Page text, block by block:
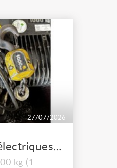
27/07/2026
2x Palans électriques Verlinde SM10 1T 18 m chaîne Flight case
kg (1